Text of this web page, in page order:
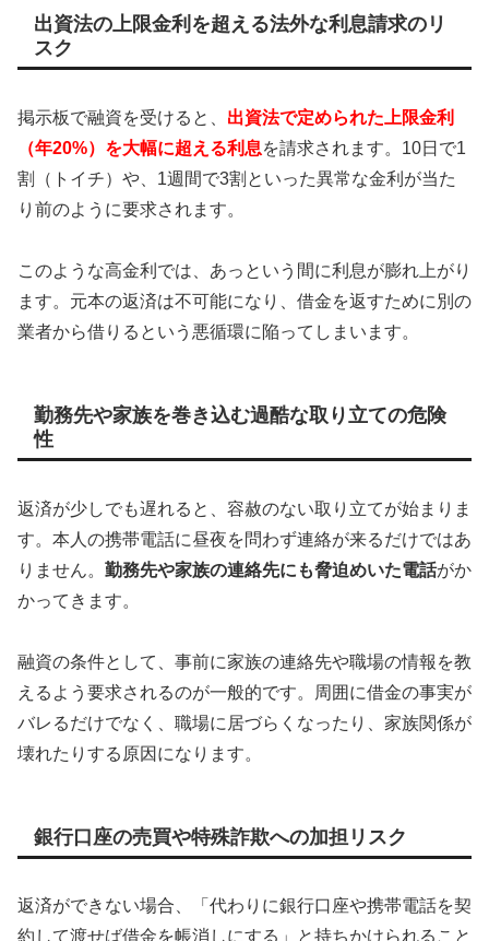
出資法の上限金利を超える法外な利息請求のリ
スク
掲示板で融資を受けると、 出資法で定められた上限金利
（年20%）を大幅に超える利息を請求されます。10日で1
割（トイチ）や、1週間で3割といった異常な金利が当た
り前のように要求されます。
このような高金利では、あっという間に利息が膨れ上がり
ます。元本の返済は不可能になり、借金を返すために別の
業者から借りるという悪循環に陥ってしまいます。
勤務先や家族を巻き込む過酷な取り立ての危険
性
返済が少しでも遅れると、容赦のない取り立てが始まりま
す。本人の携帯電話に昼夜を問わず連絡が来るだけではあ
りません。 勤務先や家族の連絡先にも脅迫めいた電話がか
かってきます。
融資の条件として、事前に家族の連絡先や職場の情報を教
えるよう要求されるのが一般的です。周囲に借金の事実が
バレるだけでなく、職場に居づらくなったり、家族関係が
壊れたりする原因になります。
銀行口座の売買や特殊詐欺への加担リスク
返済ができない場合、「代わりに銀行口座や携帯電話を契
約して渡せば借金を帳消しにする」と持ちかけられること